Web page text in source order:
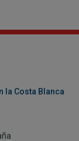
la Costa Blanca